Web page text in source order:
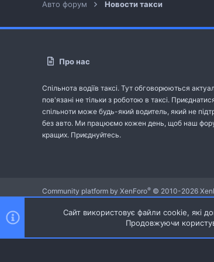
Авто форум Новости такси
Про нас
Спільнота водіїв таксі. Тут обговорюються
пов'язані не тільки з роботою в таксі.
спільноти може будь-який водитель, який не
без авто. Ми працюємо кожен день, щоб наш
кращих. Приєднуйтесь.
Українська (UA)
Community platform by XenForo® © 2010-2026
Community platform by XenForo © 2010-2022
Сайт використовує файли cookie, які
Продовжуючи